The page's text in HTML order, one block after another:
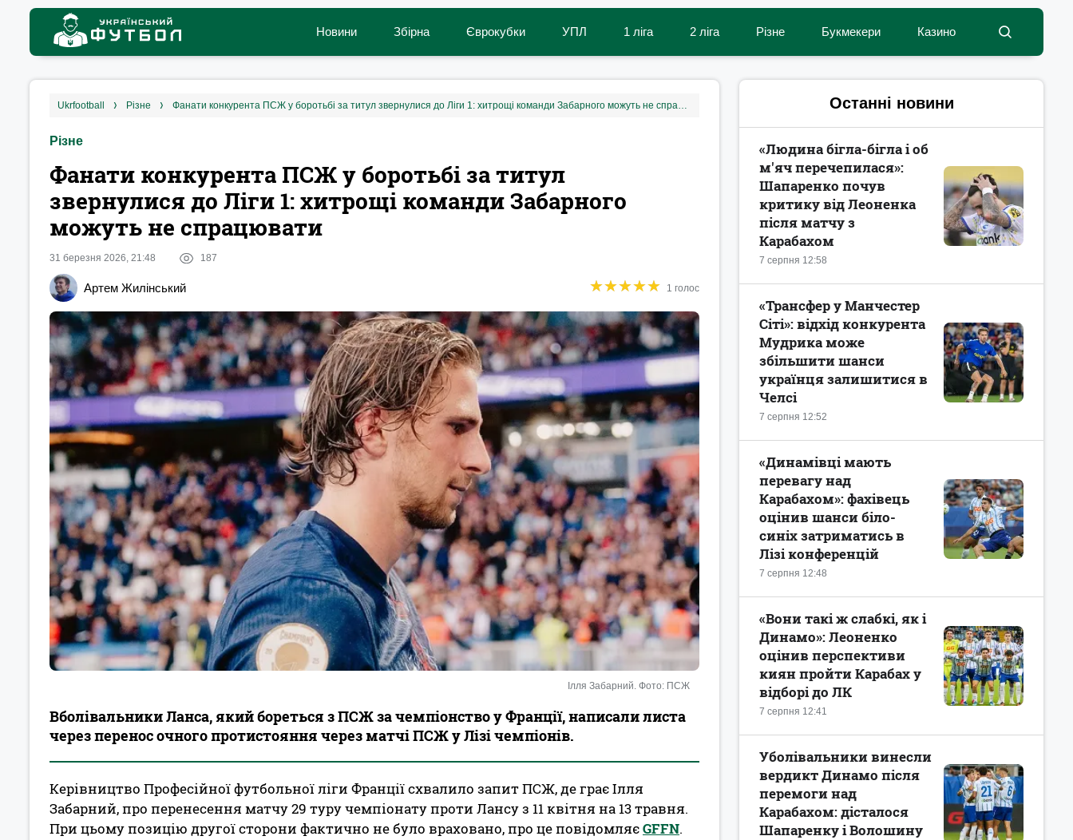
Новини Збірна Єврокубки УПЛ 1 ліга 2 ліга Різне Букмекери Казино
ukrfootball різне Фанати конкурента ПСЖ у боротьбі за титул звернулися до Ліги 1: хитрощі команди Забарного можуть не спрацювати
Різне
Фанати конкурента ПСЖ у боротьбі за титул
звернулися до Ліги 1: хитрощі команди Забарного
можуть не спрацювати
31 березня 2026, 21:48 187
Артем Жилінський ★★★★★
★★★★★ 1 голос
Ілля Забарний. Фото: ПСЖ
Вболівальники Ланса, який бореться з ПСЖ за чемпіонство у Франції, написали листа
через перенос очного протистояння через матчі ПСЖ у Лізі чемпіонів.
Керівництво Професійної футбольної ліги Франції схвалило запит ПСЖ, де грає Ілля
Забарний, про перенесення матчу 29 туру чемпіонату проти Лансу з 11 квітня на 13 травня.
При цьому позицію другої сторони фактично не було враховано, про це повідомляєGFFN.
Останні новини
7 серпня 12:58
«Людина бігла-бігла і об
м'яч перечепилася»:
Шапаренко почув
критику від Леоненка
після матчу з
Карабахом
7 серпня 12:52
«Трансфер у Манчестер
Сіті»: відхід конкурента
Мудрика може
збільшити шанси
українця залишитися в
Челсі
7 серпня 12:48
«Динамівці мають
перевагу над
Карабахом»: фахівець
оцінив шанси біло-
синіх затриматись в
Лізі конференцій
7 серпня 12:41
«Вони такі ж слабкі, як і
Динамо»: Леоненко
оцінив перспективи
киян пройти Карабах у
відборі до ЛК
Уболівальники винесли
вердикт Динамо після
перемоги над
Карабахом: дісталося
Шапаренку і Волошину